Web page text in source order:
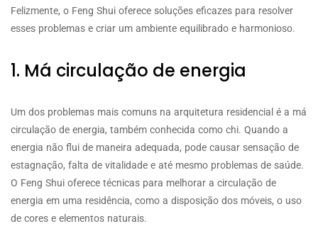
Felizmente, o Feng Shui oferece soluções eficazes para resolver
esses problemas e criar um ambiente equilibrado e harmonioso.
1. Má circulação de energia
Um dos problemas mais comuns na arquitetura residencial é a má
circulação de energia, também conhecida como chi. Quando a
energia não flui de maneira adequada, pode causar sensação de
estagnação, falta de vitalidade e até mesmo problemas de saúde.
O Feng Shui oferece técnicas para melhorar a circulação de
energia em uma residência, como a disposição dos móveis, o uso
de cores e elementos naturais.